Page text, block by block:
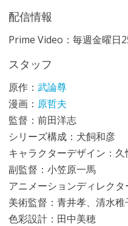
配信情報
Prime Video：毎週金曜日
スタッフ
原作： 武論尊
漫画： 原哲夫
監督：前田洋志
シリーズ構成：犬飼和彦
キャラクターデザイン：久
副監督：小笠原一馬
アニメーションディレクタ
美術監督：青井孝、清水稚
色彩設計：田中美穂